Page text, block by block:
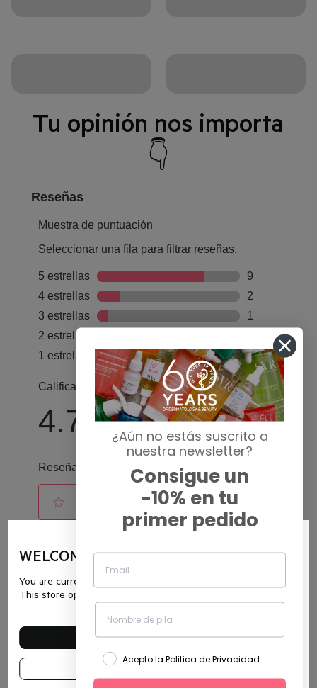
WELCOME ON SVR
You are currently browsing the website es.svr.com.
This store operates in Spain.
CONTINUE IN THIS SHOP
SEE OTHER COUNTRIES
Tu opinión nos importa
👇
¿Aún no estás suscrito a
nuestra newsletter?
Consigue un
-10% en tu
primer pedido
Acepto la Politica de Privacidad